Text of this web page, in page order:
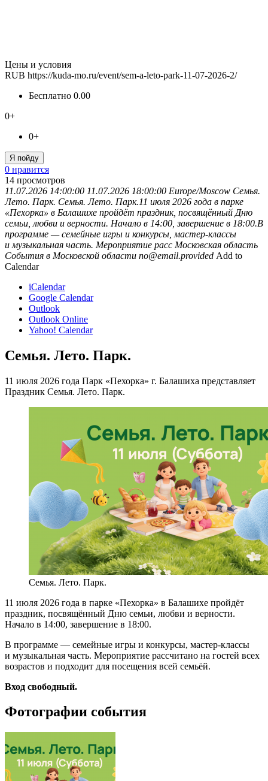
Цены и условия
RUB https://kuda-mo.ru/event/sem-a-leto-park-11-07-2026-2/
Бесплатно 0.00
0+
0+
Я пойду
0 нравится
14 просмотров
11.07.2026 14:00:00 11.07.2026 18:00:00 Europe/Moscow Семья.
Лето. Парк. Семья. Лето. Парк.11 июля 2026 года в парке
«Пехорка» в Балашихе пройдёт праздник, посвящённый Дню
семьи, любви и верности. Начало в 14:00, завершение в 18:00.В
программе — семейные игры и конкурсы, мастер-классы
и музыкальная часть. Мероприятие расс Московская область
События в Московской области no@email.provided Add to
Calendar
iCalendar
Google Calendar
Outlook
Outlook Online
Yahoo! Calendar
Семья. Лето. Парк.
11 июля 2026 года Парк «Пехорка» г. Балашиха представляет
Праздник Семья. Лето. Парк.
Семья. Лето. Парк.
11 июля 2026 года в парке «Пехорка» в Балашихе пройдёт
праздник, посвящённый Дню семьи, любви и верности.
Начало в 14:00, завершение в 18:00.
В программе — семейные игры и конкурсы, мастер-классы
и музыкальная часть. Мероприятие рассчитано на гостей всех
возрастов и подходит для посещения всей семьёй.
Вход свободный.
Фотографии события